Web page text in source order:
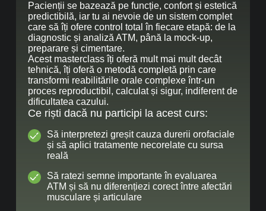
Pacienții se bazează pe funcție, confort și estetică
predictibilă, iar tu ai nevoie de un sistem complet
care să îți ofere control total în fiecare etapă: de la
diagnostic și analiză ATM, până la mock-up,
preparare și cimentare.
Acest masterclass îți oferă mult mai mult decât
tehnică, îți oferă o metodă completă prin care
transformi reabilitările orale complexe într-un
proces reproductibil, calculat și sigur, indiferent de
dificultatea cazului.
Ce riști dacă nu participi la acest curs:
Să interpretezi greșit cauza durerii orofaciale
și să aplici tratamente necorelate cu sursa
reală
Să ratezi semne importante în evaluarea
ATM și să nu diferențiezi corect între afectări
musculare și articulare